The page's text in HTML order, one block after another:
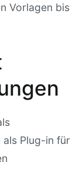
Vorlagen bis
als Plug-in für